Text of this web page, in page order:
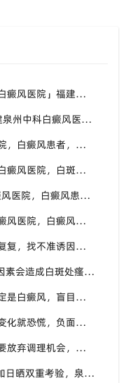
立秋吃什么对白斑友好？「泉州中科白癜风医院」福建白癜风患者饮食不要盲目忌口
“八月末，秋风初至”｜（泉州）福建泉州中科白癜风医院，聊聊白癜风换季防护关键点
【福建夏秋交替】泉州中科白癜风医院，白癜风患者，入秋之后洗澡习惯也要多注意
「换季白斑误区盘点」福建泉州中科白癜风医院，白斑消长多变，科学对待才是正道
“立秋后作息要调整”✨泉州中科白癜风医院，白癜风患者，不良作息会影响皮肤状态
（八月余热仍伤人）福建泉州中科白癜风医院，白癜风外出，依旧要做好硬防晒措施
【福建泉州街坊】白斑时好时坏反反复复，找不准诱因，泉州中科白癜风医院帮梳理夏季白斑波动各类诱因
“高温天白斑发痒怎么回事？” 多种因素会造成白斑处瘙痒，泉州中科白癜风医院讲解白斑发痒的处理方式
（谨防白斑误诊）身上浅色斑点不一定是白癜风，盲目用药危害皮肤，泉州中科白癜风医院建议先明确白斑类型
「白斑焦虑恶性循环」夏日看见白斑变化就恐慌，负面情绪反加重病情，泉州中科白癜风医院呼吁放平心态应对
【多年顽固白斑】夏季代谢活跃，不要放弃调理机会，泉州中科白癜风医院建议结合自身情况定制改善思路
“白斑夏天可以游泳吗？” 池水刺激加日晒双重考验，泉州中科白癜风医院告知白癜风人群游泳防护要点